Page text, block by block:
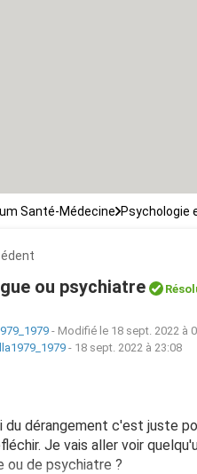
Santé-Médecine Psychologie
ou psychiatre
- Modifié le 18 sept. 2022 à
- 18 sept. 2022 à 23:08
du dérangement c'est juste
Je vais aller voir
ou de psychiatre ?